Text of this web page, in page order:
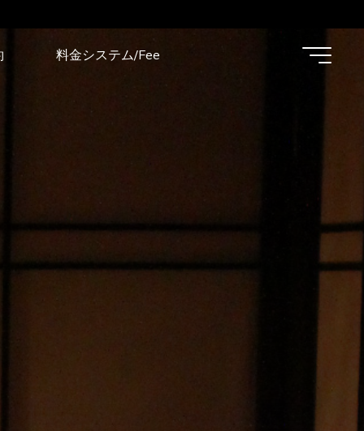
料金システム/Fee